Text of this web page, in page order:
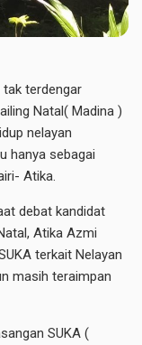
tak terdengar
Natal( Madina )
nelayan
hanya sebagai
Atika.
debat kandidat
Atika Azmi
terkait Nelayan
masih teraimpan
SUKA (